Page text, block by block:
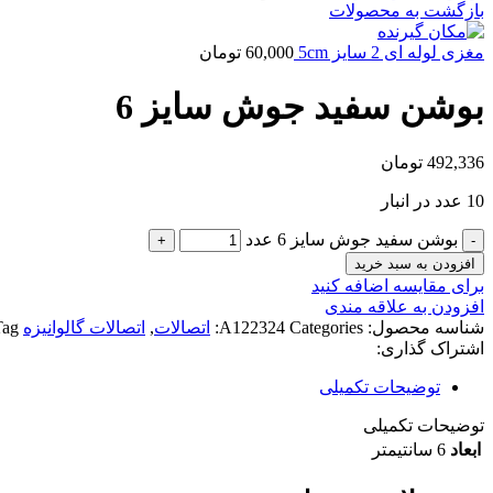
بازگشت به محصولات
مغزی لوله ای 2 سایز 5cm 60,000 تومان
بوشن سفید جوش سایز 6
492,336 تومان
10 عدد در انبار
بوشن سفید جوش سایز 6 عدد
افزودن به سبد خرید
برای مقایسه اضافه کنید
افزودن به علاقه مندی
شناسه محصول:
A122324 Categories: اتصالات, اتصالات گالوانیزه
اشتراک گذاری:
توضیحات تکمیلی
توضیحات تکمیلی
ابعاد 6 سانتیمتر